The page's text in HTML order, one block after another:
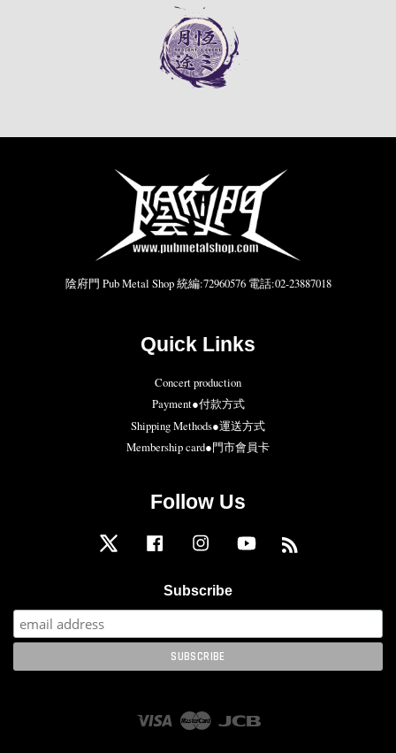
陰府門 Pub Metal Shop 統編:72960576 電話:02-23887018
Quick Links
Concert production
Payment●付款方式
Shipping Methods●運送方式
Membership card●門市會員卡
Follow Us
Twitter Facebook Instagram YouTube
Subscribe
Visa Master